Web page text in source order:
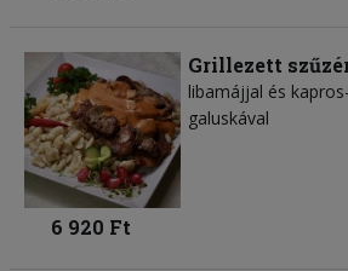
Grillezett
libamájjal és
galuskával
6 920 Ft